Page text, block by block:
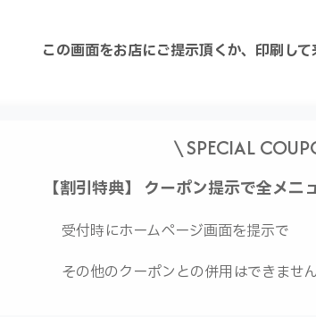
この画面をお店にご提示頂くか、印刷し
\ SPECIAL
【割引特典】 クーポン提示で全メニ
受付時にホームページ画面を提示で
その他のクーポンとの併用はできませ